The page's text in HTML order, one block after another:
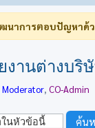
าการตอบปัญหาด้ว
งานต่างบริ
Moderator, CO-Admin